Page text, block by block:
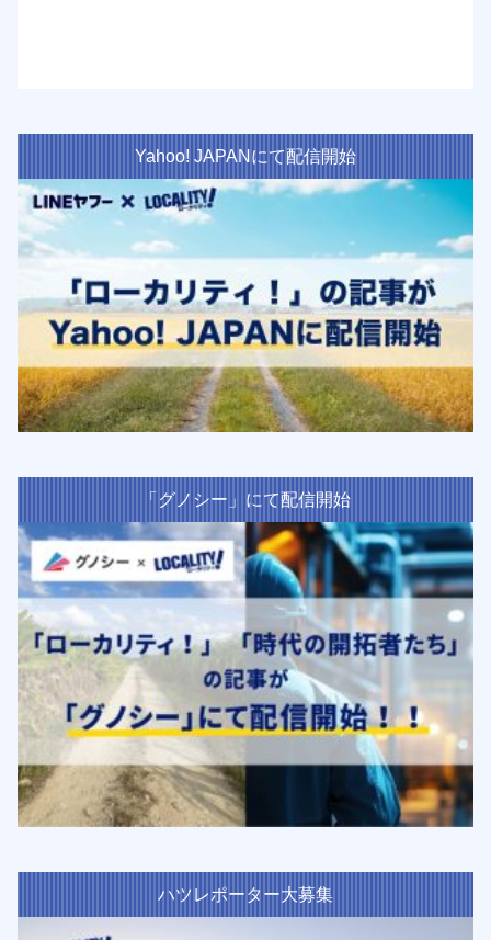
Yahoo! JAPANにて配信開始
「グノシー」にて配信開始
ハツレポーター大募集